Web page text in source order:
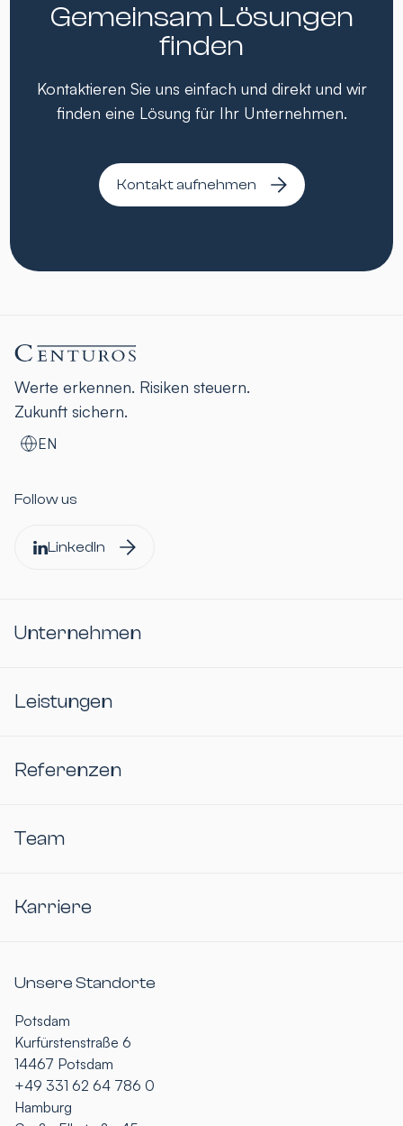
Gemeinsam Lösungen
finden
Kontaktieren Sie uns einfach und direkt und wir
finden eine Lösung für Ihr Unternehmen.
Kontakt aufnehmen
Werte erkennen. Risiken steuern.
Zukunft sichern.
EN
Follow us
LinkedIn
Unternehmen
Leistungen
Referenzen
Team
Karriere
Unsere Standorte
Potsdam
Kurfürstenstraße 6
14467 Potsdam
+49 331 62 64 786 0
Hamburg